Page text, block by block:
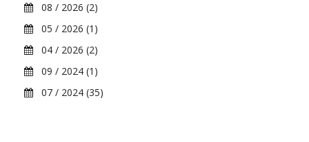
08 / 2026 (2)
05 / 2026 (1)
04 / 2026 (2)
09 / 2024 (1)
07 / 2024 (35)